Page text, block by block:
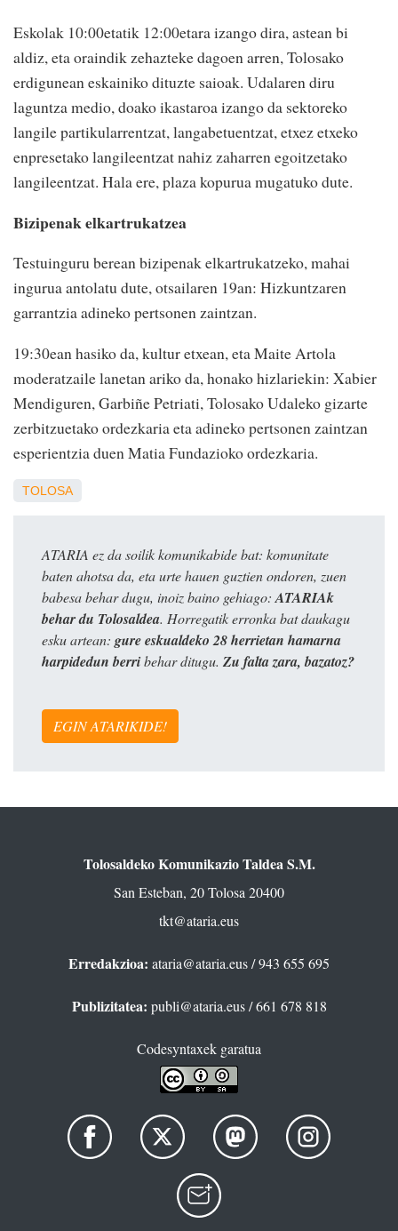
Eskolak 10:00etatik 12:00etara izango dira, astean bi
aldiz, eta oraindik zehazteke dagoen arren, Tolosako
erdigunean eskainiko dituzte saioak. Udalaren diru
laguntza medio, doako ikastaroa izango da sektoreko
langile partikularrentzat, langabetuentzat, etxez etxeko
enpresetako langileentzat nahiz zaharren egoitzetako
langileentzat. Hala ere, plaza kopurua mugatuko dute.
Bizipenak elkartrukatzea
Testuinguru berean bizipenak elkartrukatzeko, mahai
ingurua antolatu dute, otsailaren 19an: Hizkuntzaren
garrantzia adineko pertsonen zaintzan.
19:30ean hasiko da, kultur etxean, eta Maite Artola
moderatzaile lanetan ariko da, honako hizlariekin: Xabier
Mendiguren, Garbiñe Petriati, Tolosako Udaleko gizarte
zerbitzuetako ordezkaria eta adineko pertsonen zaintzan
esperientzia duen Matia Fundazioko ordezkaria.
TOLOSA
ATARIA ez da soilik komunikabide bat: komunitate
baten ahotsa da, eta urte hauen guztien ondoren, zuen
babesa behar dugu, inoiz baino gehiago:ATARIAk
behar du Tolosaldea. Horregatik erronka bat daukagu
esku artean: gure eskualdeko 28 herrietan hamarna
harpidedun berribehar ditugu. Zu falta zara, bazatoz?
EGIN ATARIKIDE!
Tolosaldeko Komunikazio Taldea S.M.
San Esteban, 20 Tolosa 20400
tkt@ataria.eus
Erredakzioa: ataria@ataria.eus/ 943 655 695
Publizitatea: publi@ataria.eus/ 661 678 818
Codesyntaxek garatua